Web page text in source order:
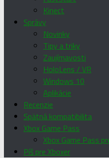
Kinect
Správy
Novinky
Tipy a triky
Zaujímavosti
HoloLens / VR
Windows 10
Aplikácie
Recenzie
Spätná kompatibilita
Xbox Game Pass
Xbox Game Pass
Píš pre Xboxer